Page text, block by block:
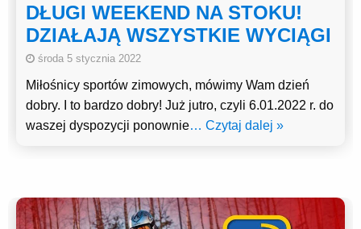
DŁUGI WEEKEND NA STOKU!
DZIAŁAJĄ WSZYSTKIE WYCIĄGI
środa 5 stycznia 2022
Miłośnicy sportów zimowych, mówimy Wam dzień
dobry. I to bardzo dobry! Już jutro, czyli 6.01.2022 r. do
waszej dyspozycji ponownie… Czytaj dalej »